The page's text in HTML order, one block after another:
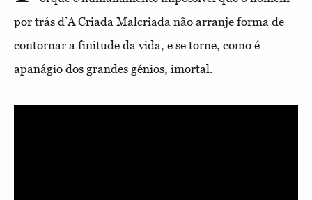
por trás d’A Criada Malcriada não arranje forma de
contornar a finitude da vida, e se torne, como é
apanágio dos grandes génios, imortal.